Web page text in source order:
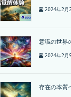
2024年2月
意識の世界
2024年2月
存在の本質